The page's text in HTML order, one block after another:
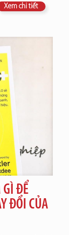
Xem chi tiết
GÌ ĐỂ
ĐỔI CỦA